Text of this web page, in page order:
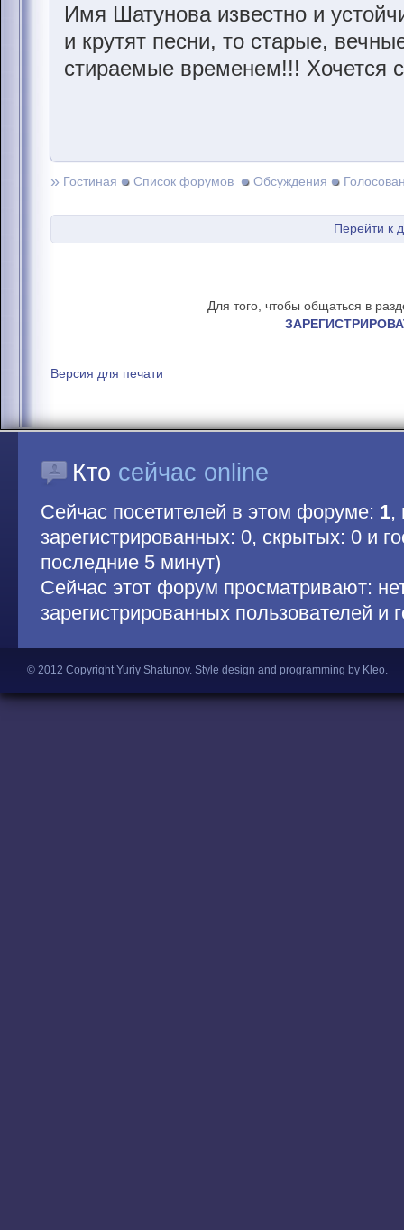
Имя Шатунова известно и
и крутят песни, то старые,
стираемые временем!!! Хочется
» Гостиная Список форумов Обсуждения
Перейти к
Для того, чтобы общаться в
Версия для печати
Кто сейчас online
Сейчас посетителей в этом форуме: 1,
зарегистрированных: 0, скрытых: 0 и
последние 5 минут)
Сейчас этот форум просматривают:
зарегистрированных пользователей и
© 2012 Copyright Yuriy Shatunov. Style design and programming by Kleo.